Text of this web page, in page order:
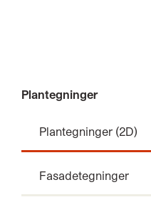
Plantegninger
Plantegninger (2D)
Fasadetegninger